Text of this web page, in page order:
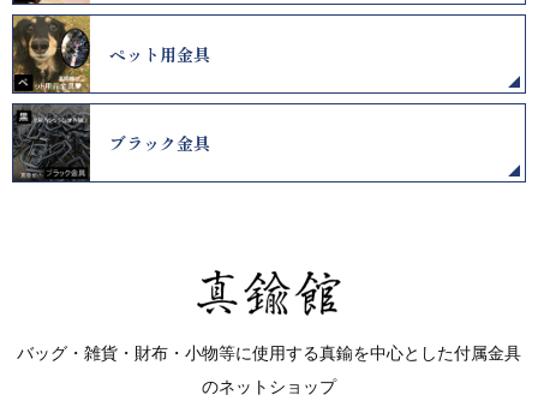
ペット用金具
ブラック金具
バッグ・雑貨・財布・小物等に使用する真鍮を中心とした付属金具
のネットショップ